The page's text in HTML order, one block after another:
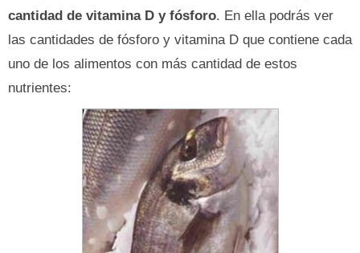
cantidad de vitamina D y fósforo. En ella podrás ver
las cantidades de fósforo y vitamina D que contiene cada
uno de los alimentos con más cantidad de estos
nutrientes: